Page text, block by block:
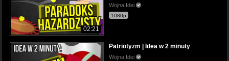
02:21
Wojna Idei
1080p
Patriotyzm | Idea w 2 minuty
Wojna Idei